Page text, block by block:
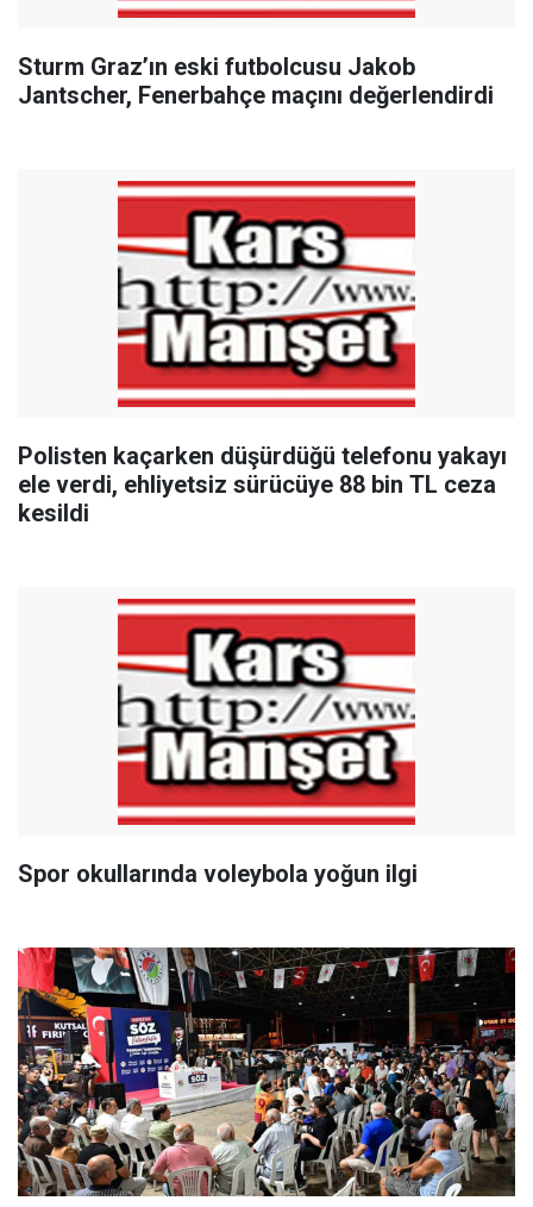
Sturm Graz’ın eski futbolcusu Jakob
Jantscher, Fenerbahçe maçını değerlendirdi
Polisten kaçarken düşürdüğü telefonu yakayı
ele verdi, ehliyetsiz sürücüye 88 bin TL ceza
kesildi
Spor okullarında voleybola yoğun ilgi